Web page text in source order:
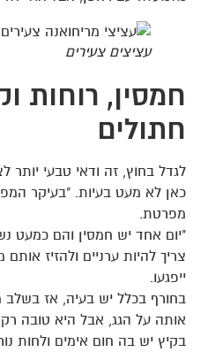
עציצים צעירים
חמסין, רוחות
חתולים
לגדל בחוץ, זה ודאי טבעי
כאן לא מעט בעיות. "בעיקר
מפרטת.
"יום אחד יש חמסין והם כמעט
צריך להיות ערניים ולהזיז
ייפגעו.
בחורף בכלל יש בעיה, אז בשלב
אותה על הגג, אבל היא טובה רק
בקיץ יש בה חום אימים ולחות